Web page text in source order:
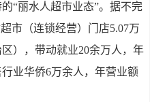
“丽水人超市业态”。据不完
市（连锁经营）门店5.07万
），带动就业20余万人，年
业华侨6万余人，年营业额